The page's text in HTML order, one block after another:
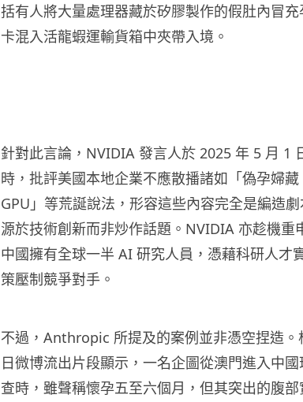
括有人將大量處理器藏於矽膠製作的假肚內冒
卡混入活龍蝦運輸貨箱中夾帶入境。
針對此言論，NVIDIA 發言人於 2025 年 5 月 1
時，批評美國本地企業不應散播諸如「偽孕婦
GPU」等荒誕說法，形容這些內容完全是編造
源於技術創新而非炒作話題。NVIDIA 亦趁機重
中國擁有全球一半 AI 研究人員，憑藉科研人才
策壓制競爭對手。
不過，Anthropic 所提及的案例並非憑空捏造。
日微博流出片段顯示，一名企圖從澳門進入中
查時，雖聲稱懷孕五至六個月，但其突出的腹